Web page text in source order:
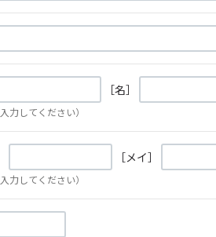
［名］
力してください）
［メイ］
力してください）